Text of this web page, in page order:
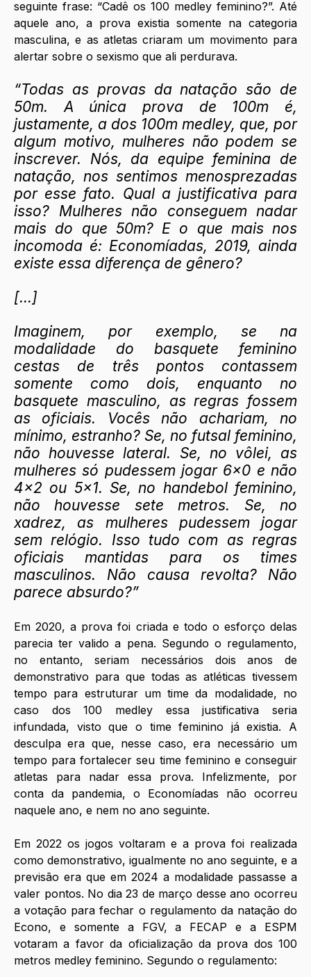
seguinte frase: “Cadê os 100 medley feminino?”. Até
aquele ano, a prova existia somente na categoria
masculina, e as atletas criaram um movimento para
alertar sobre o sexismo que ali perdurava.
“Todas as provas da natação são de
50m. A única prova de 100m é,
justamente, a dos 100m medley, que, por
algum motivo, mulheres não podem se
inscrever. Nós, da equipe feminina de
natação, nos sentimos menosprezadas
por esse fato. Qual a justificativa para
isso? Mulheres não conseguem nadar
mais do que 50m? E o que mais nos
incomoda é: Economíadas, 2019, ainda
existe essa diferença de gênero?
[...]
Imaginem, por exemplo, se na
modalidade do basquete feminino
cestas de três pontos contassem
somente como dois, enquanto no
basquete masculino, as regras fossem
as oficiais. Vocês não achariam, no
mínimo, estranho? Se, no futsal feminino,
não houvesse lateral. Se, no vôlei, as
mulheres só pudessem jogar 6x0 e não
4x2 ou 5x1. Se, no handebol feminino,
não houvesse sete metros. Se, no
xadrez, as mulheres pudessem jogar
sem relógio. Isso tudo com as regras
oficiais mantidas para os times
masculinos. Não causa revolta? Não
parece absurdo?”
Em 2020, a prova foi criada e todo o esforço delas
parecia ter valido a pena. Segundo o regulamento,
no entanto, seriam necessários dois anos de
demonstrativo para que todas as atléticas tivessem
tempo para estruturar um time da modalidade, no
caso dos 100 medley essa justificativa seria
infundada, visto que o time feminino já existia. A
desculpa era que, nesse caso, era necessário um
tempo para fortalecer seu time feminino e conseguir
atletas para nadar essa prova. Infelizmente, por
conta da pandemia, o Economíadas não ocorreu
naquele ano, e nem no ano seguinte.
Em 2022 os jogos voltaram e a prova foi realizada
como demonstrativo, igualmente no ano seguinte, e a
previsão era que em 2024 a modalidade passasse a
valer pontos. No dia 23 de março desse ano ocorreu
a votação para fechar o regulamento da natação do
Econo, e somente a FGV, a FECAP e a ESPM
votaram a favor da oficialização da prova dos 100
metros medley feminino. Segundo o regulamento: